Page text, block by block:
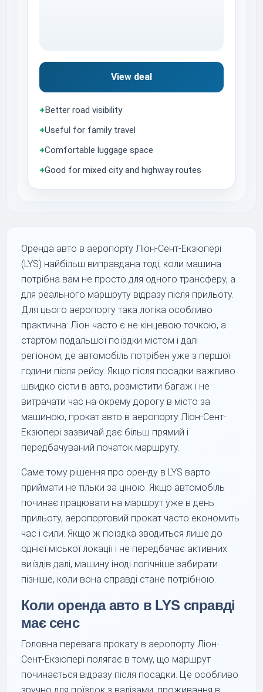
View deal
+Better road visibility
+Useful for family travel
+Comfortable luggage space
+Good for mixed city and highway routes
Оренда авто в аеропорту Ліон-Сент-Екзюпері
(LYS) найбільш виправдана тоді, коли машина
потрібна вам не просто для одного трансферу, а
для реального маршруту відразу після прильоту.
Для цього аеропорту така логіка особливо
практична: Ліон часто є не кінцевою точкою, а
стартом подальшої поїздки містом і далі
регіоном, де автомобіль потрібен уже з першої
години після рейсу. Якщо після посадки важливо
швидко сісти в авто, розмістити багаж і не
витрачати час на окрему дорогу в місто за
машиною, прокат авто в аеропорту Ліон-Сент-
Екзюпері зазвичай дає більш прямий і
передбачуваний початок маршруту.
Саме тому рішення про оренду в LYS варто
приймати не тільки за ціною. Якщо автомобіль
починає працювати на маршрут уже в день
прильоту, аеропортовий прокат часто економить
час і сили. Якщо ж поїздка зводиться лише до
однієї міської локації і не передбачає активних
виїздів далі, машину іноді логічніше забирати
пізніше, коли вона справді стане потрібною.
Коли оренда авто в LYS справді
має сенс
Головна перевага прокату в аеропорту Ліон-
Сент-Екзюпері полягає в тому, що маршрут
починається відразу після посадки. Це особливо